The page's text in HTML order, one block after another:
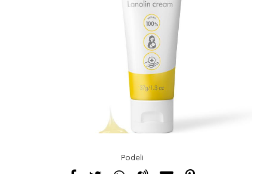
Podeli